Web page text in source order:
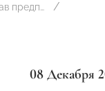
Бюро по защите прав предпринимателей
08 Декабря